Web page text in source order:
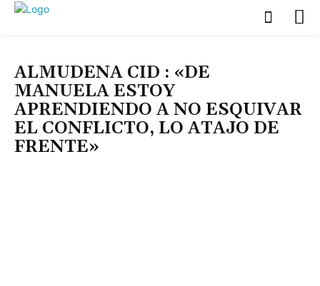
ALMUDENA CID : «DE
MANUELA ESTOY
APRENDIENDO A NO ESQUIVAR
EL CONFLICTO, LO ATAJO DE
FRENTE»